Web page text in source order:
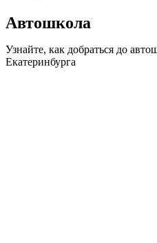
Автошкола
Узнайте, как добраться до
Екатеринбурга